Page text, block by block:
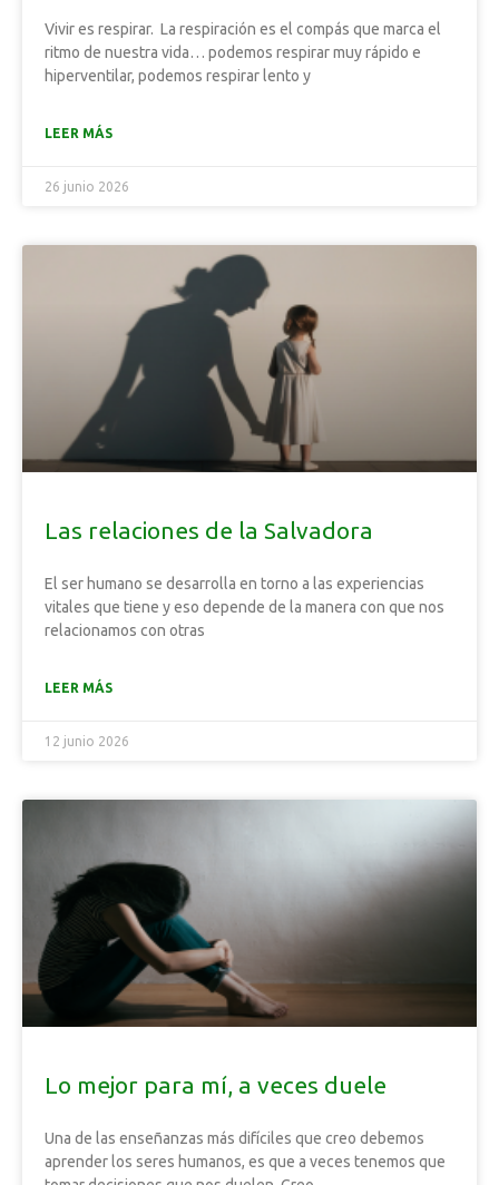
Vivir es respirar. La respiración es el compás que marca el
ritmo de nuestra vida… podemos respirar muy rápido e
hiperventilar, podemos respirar lento y
LEER MÁS
26 junio 2026
Las relaciones de la Salvadora
El ser humano se desarrolla en torno a las experiencias
vitales que tiene y eso depende de la manera con que nos
relacionamos con otras
LEER MÁS
12 junio 2026
Lo mejor para mí, a veces duele
Una de las enseñanzas más difíciles que creo debemos
aprender los seres humanos, es que a veces tenemos que